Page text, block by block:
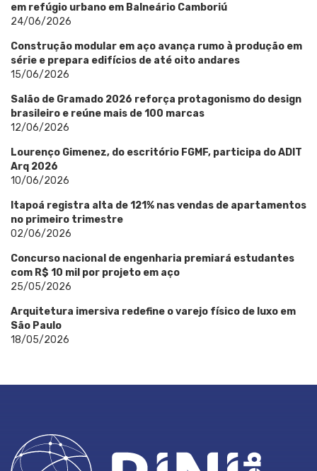
em refúgio urbano em Balneário Camboriú
24/06/2026
Construção modular em aço avança rumo à produção em
série e prepara edifícios de até oito andares
15/06/2026
Salão de Gramado 2026 reforça protagonismo do design
brasileiro e reúne mais de 100 marcas
12/06/2026
Lourenço Gimenez, do escritório FGMF, participa do ADIT
Arq 2026
10/06/2026
Itapoá registra alta de 121% nas vendas de apartamentos
no primeiro trimestre
02/06/2026
Concurso nacional de engenharia premiará estudantes
com R$ 10 mil por projeto em aço
25/05/2026
Arquitetura imersiva redefine o varejo físico de luxo em
São Paulo
18/05/2026